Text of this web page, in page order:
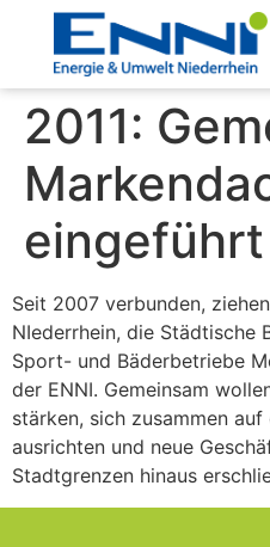
2011:
eingeführt
Seit 2007 verbunden,
NIederrhein, die Städtische
Sport- und Bäderbetriebe
der ENNI. Gemeinsam
stärken, sich zusammen
ausrichten und neue
Stadtgrenzen hinaus